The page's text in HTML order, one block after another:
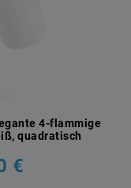
4-flammige
quadratisch
€